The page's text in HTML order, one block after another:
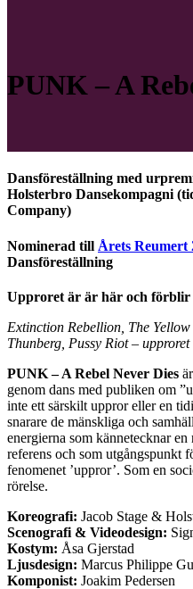
PUNK – A
Dansföreställning med
Holsterbro Dansekompagni
Company)
Nominerad till Årets Reumert
Dansföreställning
Upproret är är här och förblir
Extinction Rebellion, The
Thunberg, Pussy Riot –
PUNK – A Rebel Never Dies
genom dans med publiken om
inte ett särskilt uppror eller en
snarare de mänskliga och
energierna som kännetecknar
referens och som utgångspunkt
fenomenet ’uppror’. Som en
rörelse.
Koreografi: Jacob Stage &
Scenografi & Videodesign:
Kostym: Åsa Gjerstad
Ljusdesign: Marcus Philippe
Komponist: Joakim Pedersen